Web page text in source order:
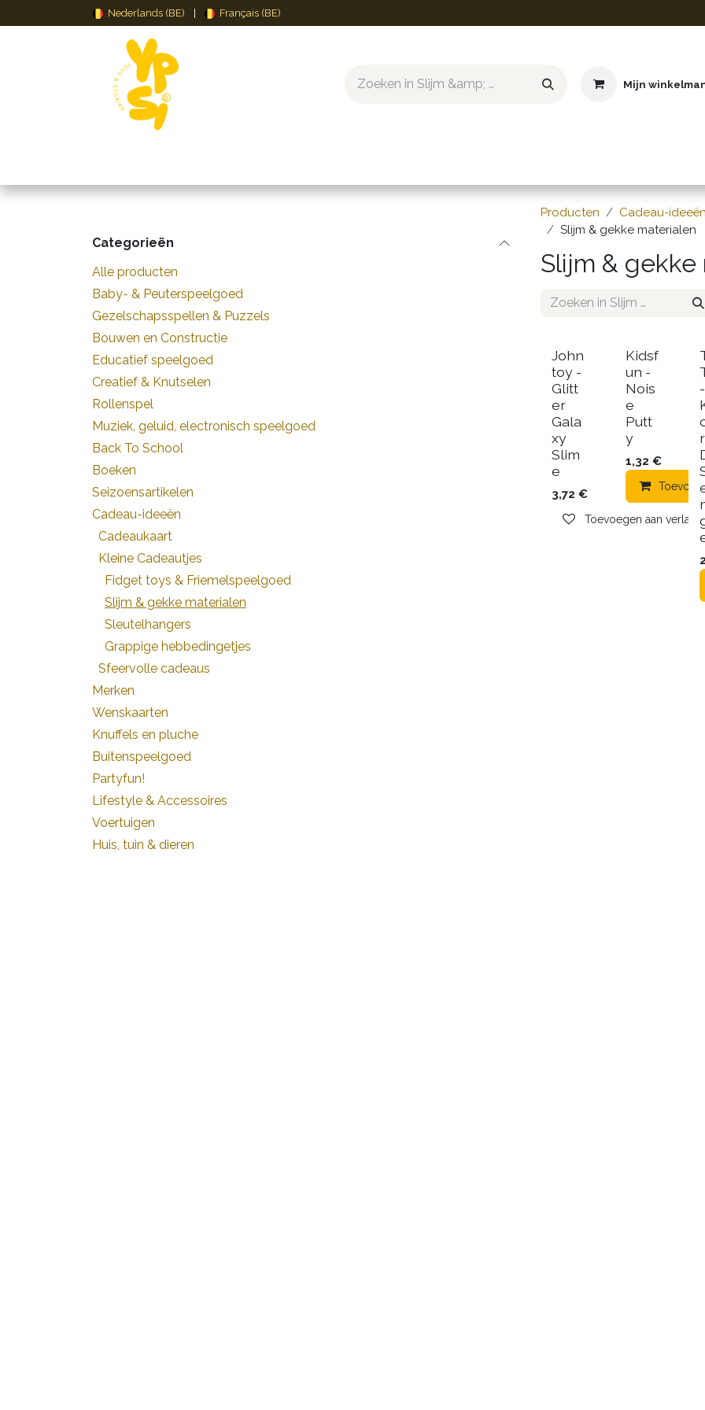
Overslaan naar inhoudNederlands (BE) Français (BE)
Mijn
Categorieën
Alle producten
Baby- & Peuterspeelgoed
Gezelschapsspellen & Puzzels
Bouwen en Constructie
Educatief speelgoed
Creatief & Knutselen
Rollenspel
Muziek, geluid, electronisch speelgoed
Back To School
Boeken
Seizoensartikelen
Cadeau-ideeën
Cadeaukaart
Kleine Cadeautjes
Fidget toys & Friemelspeelgoed
Slijm & gekke materialen
Sleutelhangers
Grappige hebbedingetjes
Sfeervolle cadeaus
Merken
Wenskaarten
Knuffels en pluche
Buitenspeelgoed
Partyfun!
Lifestyle & Accessoires
Voertuigen
Huis, tuin & dieren
Producten Cadeau-ideeën
Slijm & gekke materialen
Slijm &
John
toy -
Glitt
er
Gala
xy
Slim
e
3,72 €
Toevoegen aan
Kidsf
un -
Nois
e
Putt
y
1,32 €
-